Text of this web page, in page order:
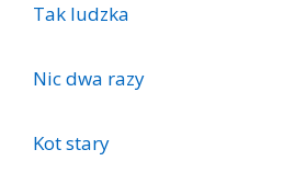
Tak ludzka
Nic dwa razy
Kot stary